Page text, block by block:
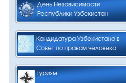
День Независимости
Республики Узбекистан
Кандидатура Узбекистана в
Совет по правам человека
Туризм